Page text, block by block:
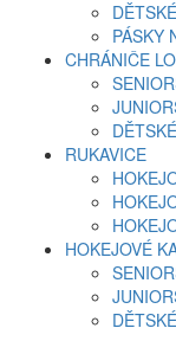
DĚTSKÉ
PÁSKY
CHRÁNIČE
DĚTSKÉ
RUKAVICE
HOKEJOVÉ
DĚTSKÉ